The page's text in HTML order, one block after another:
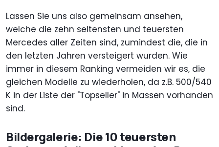
Lassen Sie uns also gemeinsam ansehen,
welche die zehn seltensten und teuersten
Mercedes aller Zeiten sind, zumindest die, die in
den letzten Jahren versteigert wurden. Wie
immer in diesem Ranking vermeiden wir es, die
gleichen Modelle zu wiederholen, da z.B. 500/540
K in der Liste der "Topseller" in Massen vorhanden
sind.
Bildergalerie: Die 10 teuersten